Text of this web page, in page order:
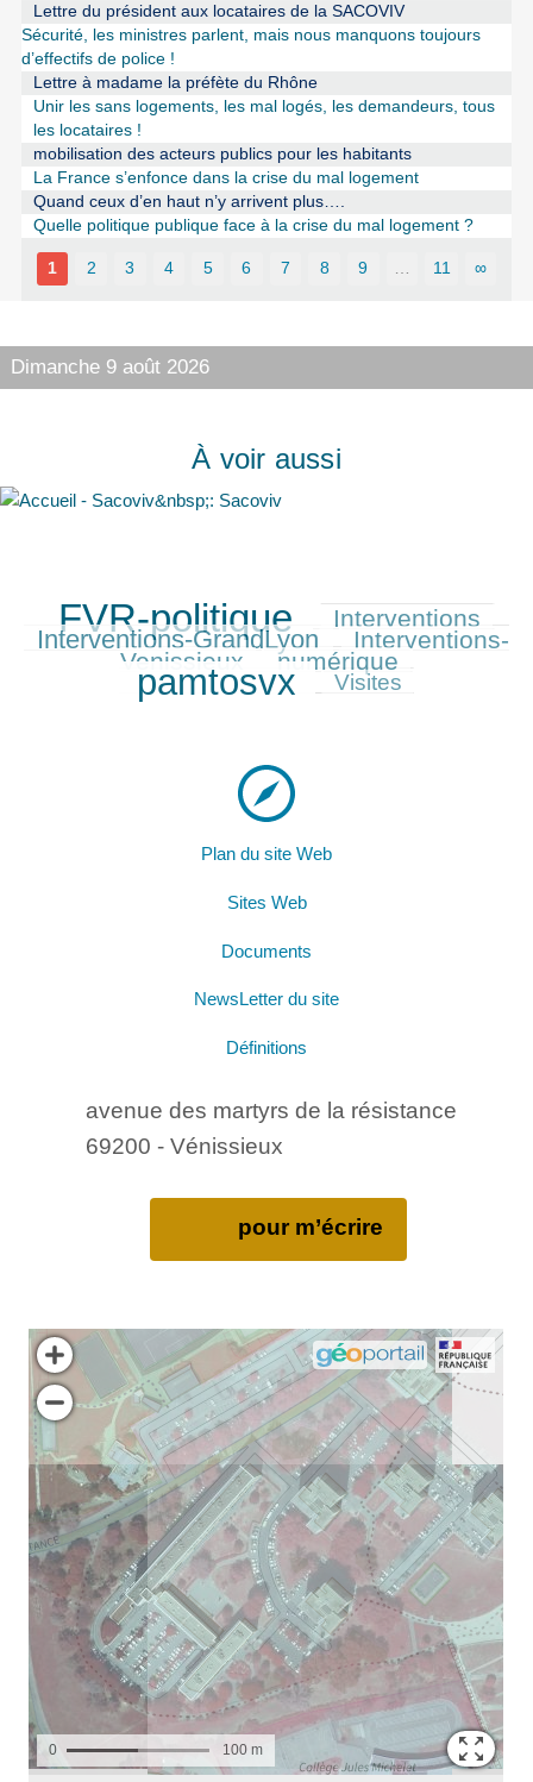
Lettre du président aux locataires de la SACOVIV
Sécurité, les ministres parlent, mais nous manquons toujours
d’effectifs de police !
Lettre à madame la préfète du Rhône
Unir les sans logements, les mal logés, les demandeurs, tous
les locataires !
mobilisation des acteurs publics pour les habitants
La France s’enfonce dans la crise du mal logement
Quand ceux d’en haut n’y arrivent plus….
Quelle politique publique face à la crise du mal logement ?
1 2 3 4 5 6 7 8 9 … 11 ∞
Dimanche 9 août 2026
À voir aussi
936/936
FVR-politique
403/936 Interventions
452/936
Interventions-GrandLyon
397/936 Interventions-
Venissieux numérique
pamtosvx Visites
Plan du site Web
Sites Web
Documents
NewsLetter du site
Définitions
avenue des martyrs de la résistance
69200 - Vénissieux
pour m’écrire